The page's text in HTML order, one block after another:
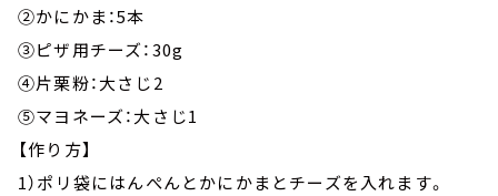
②かにかま：5本
③ピザ用チーズ：30g
④片栗粉：大さじ2
⑤マヨネーズ：大さじ1
【作り方】
1）ポリ袋にはんぺんとかにかまとチーズを入れます。